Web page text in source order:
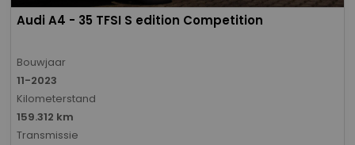
Audi A4 - 35 TFSI S edition Competition
Bouwjaar
11-2023
Kilometerstand
159.312 km
Transmissie